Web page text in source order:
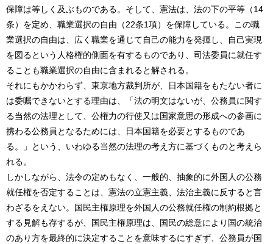
保障は等しく及ぶものである。そして、憲法は、法の下の平等（14
条）を定め、職業選択の自由（22条1項）を保障している。この職
業選択の自由は、広く職業を通じて自己の能力を発揮し、自己実現
を図るという人格権的側面を有するものであり、司法委員に就任す
ることも職業選択の自由に含まれると解される。
それにもかかわらず、東京地方裁判所が、日本国籍をもたない者に
は委嘱できないとする理由は、「法の明文はないが、公務員に関す
る当然の法理として、公権力の行使又は国家意思の形成への参画に
携わる公務員となるためには、日本国籍を必要とするものであ
る。」という、いわゆる当然の法理の考え方に基づくものと考えら
れる。
しかしながら、法令の定めもなく、一般的、抽象的に外国人の公務
就任権を否定することは、憲法の立憲主義、法治主義に反すると言
わざるをえない。国民主権原理を外国人の公務就任権の制約根拠と
する見解も存するが、国民主権原理は、国民の総意により国の統治
のあり方を最終的に決定することを意味するにすぎず、公務員が国